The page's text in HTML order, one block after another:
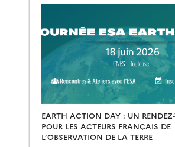
EARTH ACTION DAY : UN
POUR LES ACTEURS FRANÇAIS DE
L’OBSERVATION DE LA TERRE